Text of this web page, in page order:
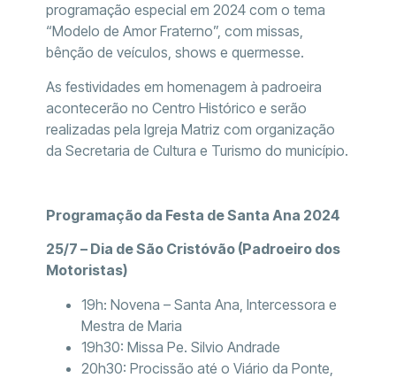
programação especial em 2024 com o tema
“Modelo de Amor Fraterno”, com missas,
bênção de veículos, shows e quermesse.
As festividades em homenagem à padroeira
acontecerão no Centro Histórico e serão
realizadas pela Igreja Matriz com organização
da Secretaria de Cultura e Turismo do município.
Programação da Festa de Santa Ana 2024
25/7 – Dia de São Cristóvão (Padroeiro dos
Motoristas)
19h: Novena – Santa Ana, Intercessora e
Mestra de Maria
19h30: Missa Pe. Silvio Andrade
20h30: Procissão até o Viário da Ponte,